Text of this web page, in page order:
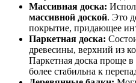
Массивная доска:
массивной доской. Это
покрытие, придающее
Паркетная доска:
древесины, верхний из
Паркетная доска проще
более стабильна к